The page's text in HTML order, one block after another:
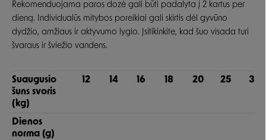
Rekomenduojama paros dozė gali būti padalyta į 2 kartus per
dieną. Individualūs mitybos poreikiai gali skirtis dėl gyvūno
dydžio, amžiaus ir aktyvumo lygio. Įsitikinkite, kad šuo visada turi
švaraus ir šviežio vandens.
Suaugusio
šuns svoris
(kg)
12 14 16 18 20 25 30
Dienos
norma (g)